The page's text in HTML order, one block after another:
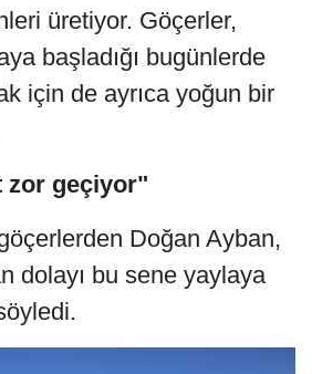
üretiyor. Göçerler,
başladığı bugünlerde
için de ayrıca yoğun bir
zor geçiyor"
Doğan Ayban,
dolayı bu sene yaylaya